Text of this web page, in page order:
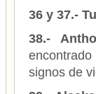
36 y 37.-
38.-
signos de